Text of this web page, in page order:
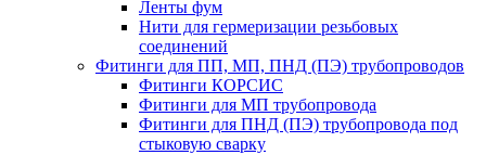
Ленты фум
Нити для гермеризации резьбовых
соединений
Фитинги для ПП, МП, ПНД (ПЭ) трубопроводов
Фитинги КОРСИС
Фитинги для МП трубопровода
Фитинги для ПНД (ПЭ) трубопровода под
стыковую сварку